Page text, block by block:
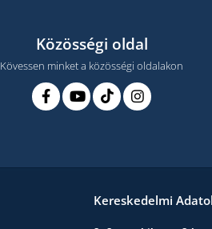
Közösségi oldal
Kövessen minket a közösségi oldalakon
Kereskedelmi